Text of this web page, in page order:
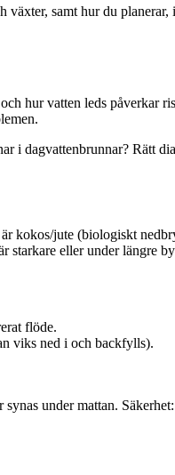
samt hur du
hur vatten leds påverkar
i dagvattenbrunnar? Rätt
kokos/jute (biologiskt
starkare eller under längre
flöde.
viks ned i och backfylls).
under mattan.